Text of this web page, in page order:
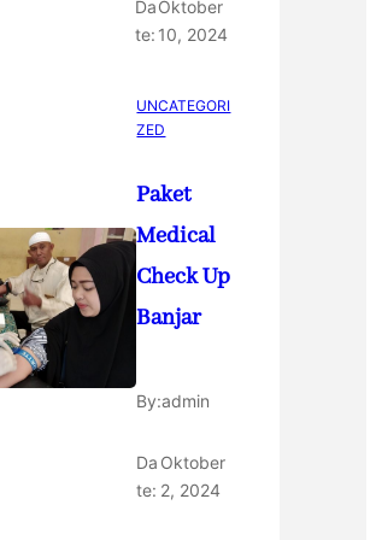
Da
te:
Oktober
10, 2024
UNCATEGORI
ZED
Paket
Medical
Check Up
Banjar
By:admin
Da
te:
Oktober
2, 2024